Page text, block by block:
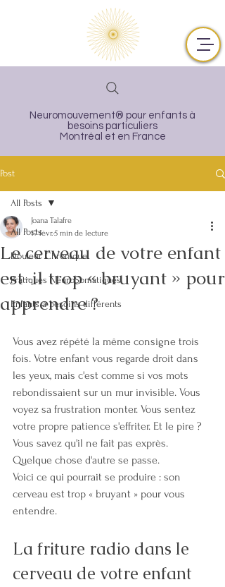
Neuromouvement® pour enfants à
besoins particuliers
Montréal et en France
Post
All Posts
Douleur Chronique
Pratiques NeuroSomatiques
Enfants à besoins différents
All Posts
Le cerveau de votre enfant
est-il trop « bruyant » pour
apprendre ?
Joana Talafre
17 févr.5 min de lecture
Vous avez répété la même consigne trois
fois. Votre enfant vous regarde droit dans
les yeux, mais c'est comme si vos mots
rebondissaient sur un mur invisible. Vous
voyez sa frustration monter. Vous sentez
votre propre patience s'effriter. Et le pire ?
Vous savez qu'il ne fait pas exprès.
Quelque chose d'autre se passe.
Voici ce qui pourrait se produire : son
cerveau est trop « bruyant » pour vous
entendre.
La friture radio dans le
cerveau de votre enfant